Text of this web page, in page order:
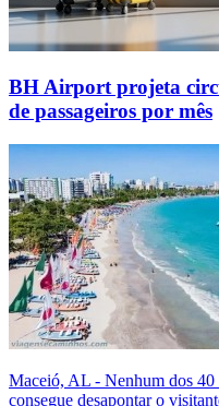
BH Airport projeta
de passageiros por mês
Maceió, AL - Nenhum dos 40
consegue desapontar o